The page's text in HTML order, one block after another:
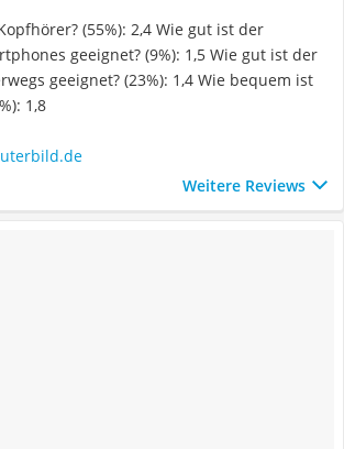
(55%): 2,4 Wie gut ist der
geeignet? (9%): 1,5 Wie gut ist der
geeignet? (23%): 1,4 Wie bequem ist
1,8
Weitere Reviews